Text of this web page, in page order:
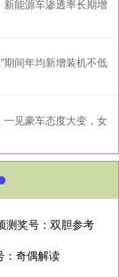
能源车渗透率长期增
期间年均新增装机不低
见豪车态度大变，女
测奖号：双胆参考
：奇偶解读